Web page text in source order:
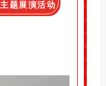
题展演活动